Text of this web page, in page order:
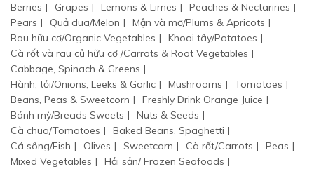
Berries
Grapes Lemons & Limes
Peaches & Nectarines
Pears
Quả dua/Melon
Mận và mơ/Plums & Apricots
Rau hữu cơ/Organic Vegetables
Khoai tây/Potatoes
Cà rốt và rau củ hữu cơ /Carrots & Root Vegetables
Cabbage, Spinach & Greens
Hành, tỏi/Onions, Leeks & Garlic
Mushrooms
Tomatoes
Beans, Peas & Sweetcorn
Freshly Drink Orange Juice
Bánh mỳ/Breads Sweets
Nuts & Seeds
Cà chua/Tomatoes
Baked Beans, Spaghetti
Cá sông/Fish
Olives Sweetcorn Cà rốt/Carrots
Peas
Mixed Vegetables
Hải sản/ Frozen Seafoods